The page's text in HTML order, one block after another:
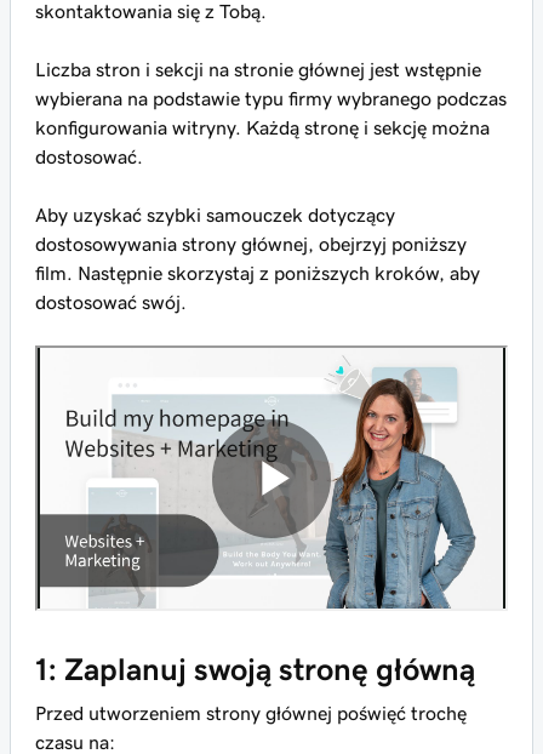
skontaktowania się z Tobą.
Liczba stron i sekcji na stronie głównej jest wstępnie
wybierana na podstawie typu firmy wybranego podczas
konfigurowania witryny. Każdą stronę i sekcję można
dostosować.
Aby uzyskać szybki samouczek dotyczący
dostosowywania strony głównej, obejrzyj poniższy
film. Następnie skorzystaj z poniższych kroków, aby
dostosować swój.
1: Zaplanuj swoją stronę główną
Przed utworzeniem strony głównej poświęć trochę
czasu na: